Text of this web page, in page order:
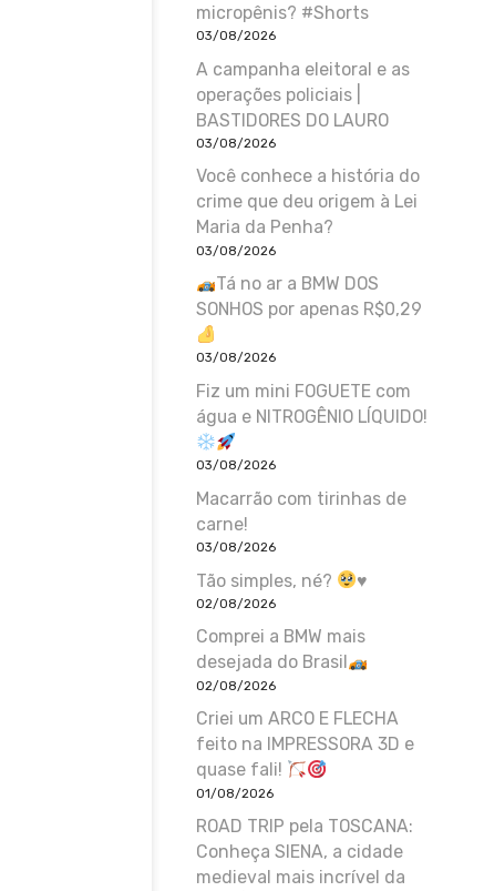
micropênis? #Shorts
03/08/2026
A campanha eleitoral e as
operações policiais |
BASTIDORES DO LAURO
03/08/2026
Você conhece a história do
crime que deu origem à Lei
Maria da Penha?
03/08/2026
Tá no ar a BMW DOS
SONHOS por apenas R$0,29
03/08/2026
Fiz um mini FOGUETE com
água e NITROGÊNIO LÍQUIDO!
03/08/2026
Macarrão com tirinhas de
carne!
03/08/2026
Tão simples, né? ♥️
02/08/2026
Comprei a BMW mais
desejada do Brasil
02/08/2026
Criei um ARCO E FLECHA
feito na IMPRESSORA 3D e
quase fali!
01/08/2026
ROAD TRIP pela TOSCANA:
Conheça SIENA, a cidade
medieval mais incrível da